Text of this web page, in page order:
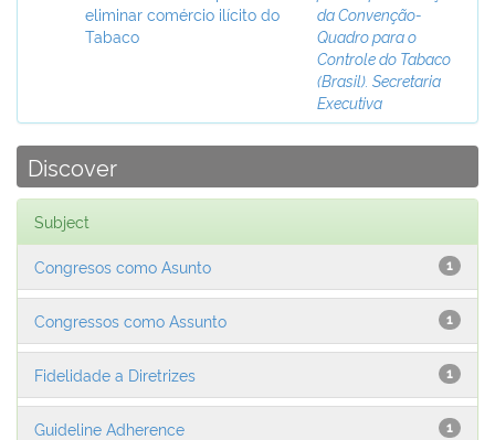
eliminar comércio ilícito do
Tabaco
da Convenção-
Quadro para o
Controle do Tabaco
(Brasil). Secretaria
Executiva
Discover
Subject
1
Congresos como Asunto
1
Congressos como Assunto
1
Fidelidade a Diretrizes
1
Guideline Adherence